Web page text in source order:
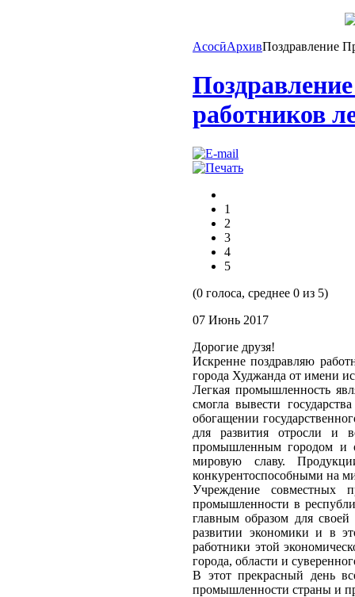
АсосӣАрхивПоздравление
работников
1
2
3
4
5
(0 голоса, среднее 0 из 5)
07 Июнь 2017
Дорогие друзя!
Искренне поздравляю
города Худжанда от имени
Легкая промышленность
смогла вывести
обогащении
для развития отросли и
промышленным городом и
мировую славу.
конкурентоспособными на
Учреждение совместных
промышленности в
главным образом для
развитии экономики и в
работники этой
города, области и
В этот прекрасный день
промышленности страны и